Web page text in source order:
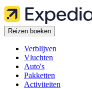
Reizen boeken
Verblijven
Vluchten
Auto's
Pakketten
Activiteiten